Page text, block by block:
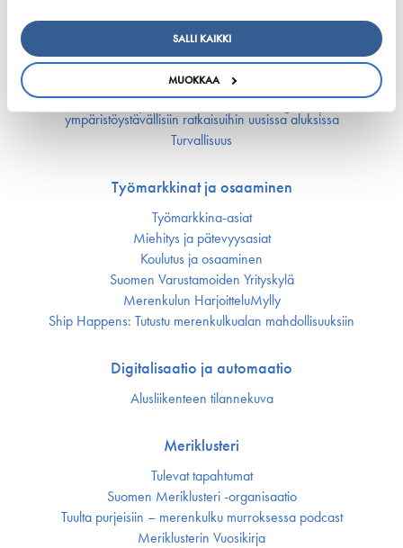
SALLI KAIKKI
MUOKKAA
Vastuullisuus
Huoltovarmuus
Ympäristö ja ilmasto
Varustamot panostavat uuteen teknologiaan ja
ympäristöystävällisiin ratkaisuihin uusissa aluksissa
Turvallisuus
Työmarkkinat ja osaaminen
Työmarkkina-asiat
Miehitys ja pätevyys­asiat
Koulutus ja osaaminen
Suomen Varustamoiden Yrityskylä
Merenkulun HarjoitteluMylly
Ship Happens: Tutustu merenkulkualan mahdollisuuksiin
Digitalisaatio ja automaatio
Alusliikenteen tilannekuva
Meriklusteri
Tulevat tapahtumat
Suomen Meriklusteri -organisaatio
Tuulta purjeisiin – merenkulku murroksessa podcast
Meriklusterin Vuosikirja